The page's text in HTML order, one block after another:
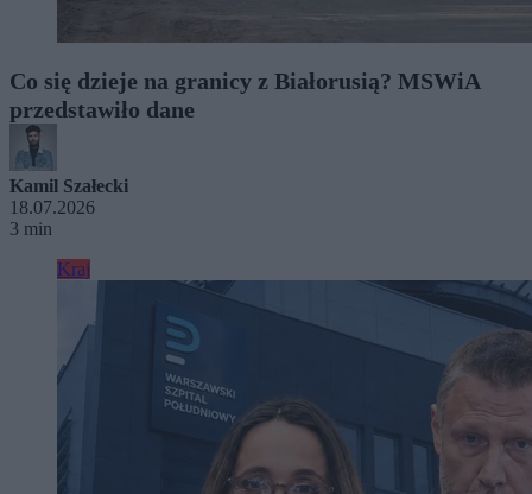
Co się dzieje na granicy z Białorusią? MSWiA
przedstawiło dane
Kamil Szałecki
18.07.2026
3 min
Kraj